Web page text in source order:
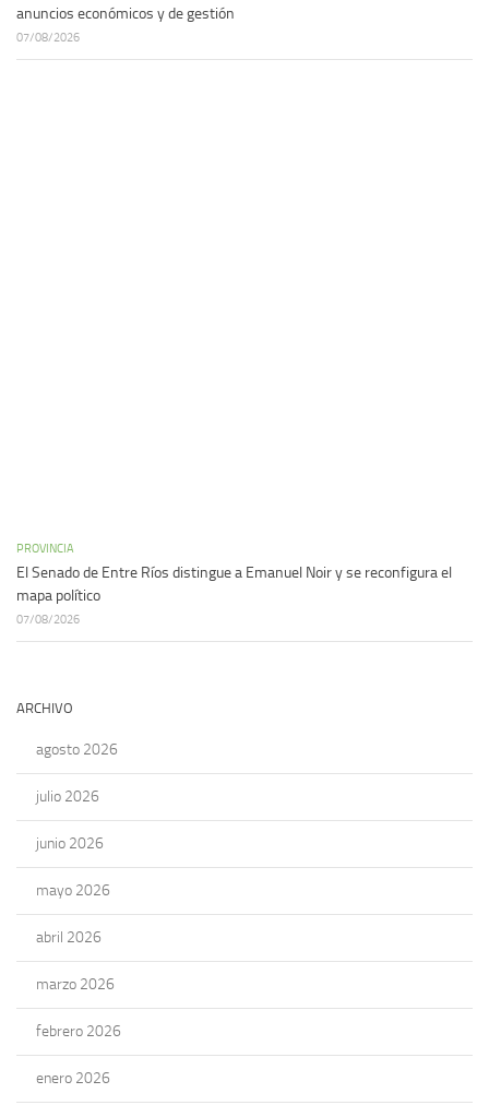
anuncios económicos y de gestión
07/08/2026
PROVINCIA
El Senado de Entre Ríos distingue a Emanuel Noir y se reconfigura el
mapa político
07/08/2026
ARCHIVO
agosto 2026
julio 2026
junio 2026
mayo 2026
abril 2026
marzo 2026
febrero 2026
enero 2026